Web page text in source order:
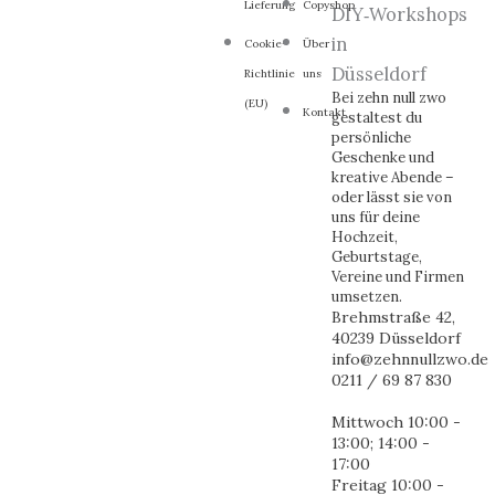
Bei zehn null zwo
gestaltest du
persönliche
Geschenke und
kreative Abende –
oder lässt sie von
uns für deine
Hochzeit,
Geburtstage,
Vereine und Firmen
umsetzen.
Brehmstraße 42,
40239 Düsseldorf
info@zehnnullzwo.de
0211 / 69 87 830
Mittwoch 10:00 -
13:00; 14:00 -
17:00
Freitag 10:00 -
Lieferung
Cookie-
Richtlinie
(EU)
Copyshop
Über
uns
Kontakt